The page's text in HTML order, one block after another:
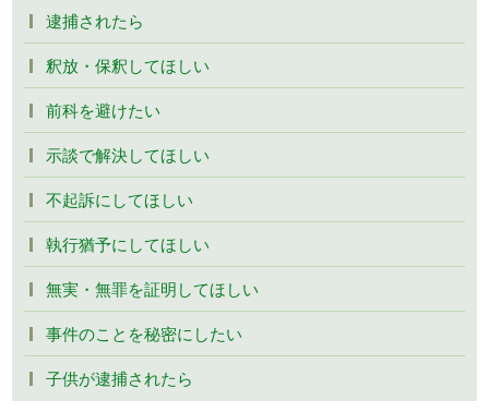
逮捕されたら
釈放・保釈してほしい
前科を避けたい
示談で解決してほしい
不起訴にしてほしい
執行猶予にしてほしい
無実・無罪を証明してほしい
事件のことを秘密にしたい
子供が逮捕されたら